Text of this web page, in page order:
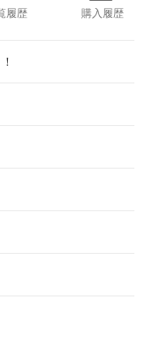
履歴 購入履歴